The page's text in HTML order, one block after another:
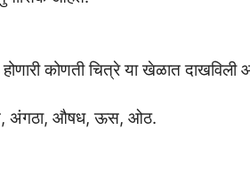
कोणती चित्रे या खेळात दाखविली
अंगठा, औषध, ऊस, ओठ.